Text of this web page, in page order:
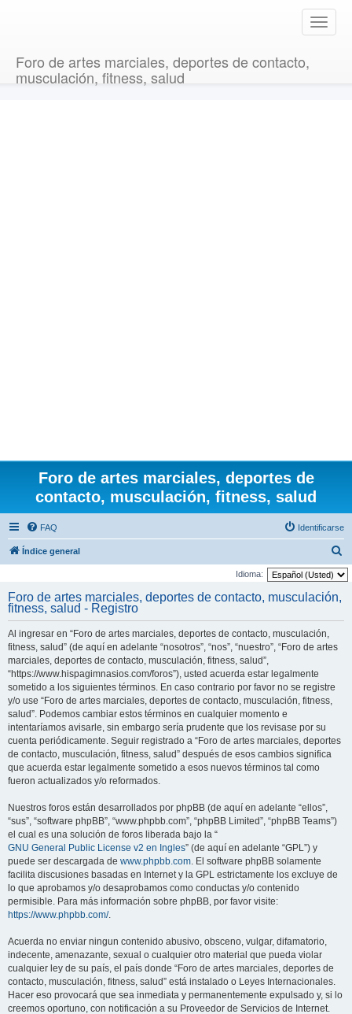
T
o
Foro de artes marciales, deportes de contacto,
musculación, fitness, salud
Foro de artes marciales, deportes de
contacto, musculación, fitness, salud
FAQ Identificarse
Índice general
u
Idioma:
Foro de artes marciales, deportes de contacto, musculación,
fitness, salud - Registro
Al ingresar en “Foro de artes marciales, deportes de contacto, musculación,
fitness, salud” (de aquí en adelante “nosotros”, “nos”, “nuestro”, “Foro de artes
marciales, deportes de contacto, musculación, fitness, salud”,
“https://www.hispagimnasios.com/foros”), usted acuerda estar legalmente
sometido a los siguientes términos. En caso contrario por favor no se registre
y/o use “Foro de artes marciales, deportes de contacto, musculación, fitness,
salud”. Podemos cambiar estos términos en cualquier momento e
intentaríamos avisarle, sin embargo sería prudente que los revisase por su
cuenta periódicamente. Seguir registrado a “Foro de artes marciales, deportes
de contacto, musculación, fitness, salud” después de esos cambios significa
que acuerda estar legalmente sometido a esos nuevos términos tal como
fueron actualizados y/o reformados.
Nuestros foros están desarrollados por phpBB (de aquí en adelante “ellos”,
“sus”, “software phpBB”, “www.phpbb.com”, “phpBB Limited”, “phpBB Teams”)
el cual es una solución de foros liberada bajo la “
GNU General Public License v2 en Ingles” (de aquí en adelante “GPL”) y
puede ser descargada de www.phpbb.com. El software phpBB solamente
facilita discusiones basadas en Internet y la GPL estrictamente los excluye de
lo que aprobamos y/o desaprobamos como conductas y/o contenido
permisible. Para más información sobre phpBB, por favor visite:
https://www.phpbb.com/.
Acuerda no enviar ningun contenido abusivo, obsceno, vulgar, difamatorio,
indecente, amenazante, sexual o cualquier otro material que pueda violar
cualquier ley de su país, el país donde “Foro de artes marciales, deportes de
contacto, musculación, fitness, salud” está instalado o Leyes Internacionales.
Hacer eso provocará que sea inmediata y permanentemente expulsado y, si lo
creemos oportuno, con notificación a su Proveedor de Servicios de Internet.